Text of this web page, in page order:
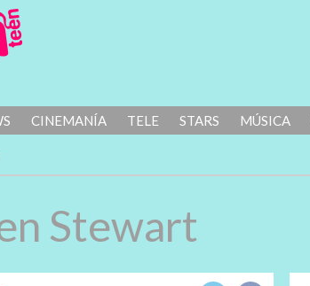
CINEMANÍA TELE STARS MÚSICA
Stewart